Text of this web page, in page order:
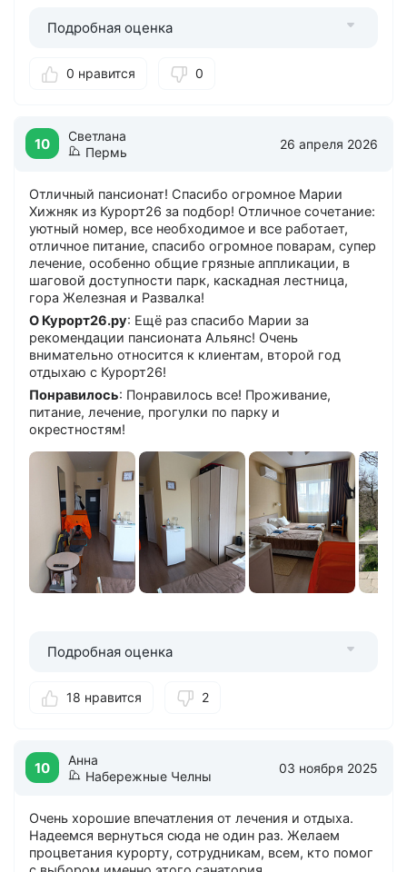
и водолечебницей, качественным питанием и
приемлемыми ценами. Номер эконом-класса
полотенец, кондиционер и удобные кровати
вкусу. Качество блюд напоминает домашнюю кухню.
Свободное время посвящаю прогулкам, питьевым
процедурам и экскурсиям. Рекомендаций по
советам знакомых, и решение оказалось
правильным. Уровень услуг соответствует
стоимости путёвки. С удовольствием
порекомендую санаторий «Альянс» друзьям и
знакомым.
Подробная оценка
0 нравится 0
10
Светлана
Пермь
26 апреля 2026
Отличный пансионат! Спасибо огромное Марии
Хижняк из Курорт26 за подбор! Отличное сочетание:
уютный номер, все необходимое и все работает,
отличное питание, спасибо огромное поварам, супер
лечение, особенно общие грязные аппликации, в
шаговой доступности парк, каскадная лестница,
гора Железная и Развалка!
О Курорт26.ру: Ещё раз спасибо Марии за
рекомендации пансионата Альянс! Очень
внимательно относится к клиентам, второй год
отдыхаю с Курорт26!
Понравилось: Понравилось все! Проживание,
питание, лечение, прогулки по парку и
окрестностям!
Подробная оценка
18 нравится 2
10
Анна
Набережные Челны
03 ноября 2025
Очень хорошие впечатления от лечения и отдыха.
Надеемся вернуться сюда не один раз. Желаем
процветания курорту, сотрудникам, всем, кто помог